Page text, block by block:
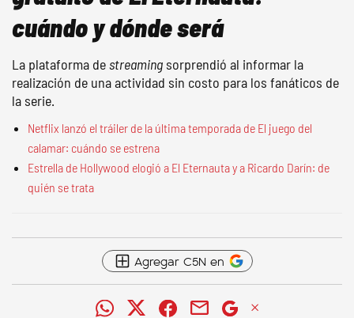
cuándo y dónde será
La plataforma destreaming sorprendió al informar la
realización de una actividad sin costo para los fanáticos de
la serie.
Netflix lanzó el tráiler de la última temporada de El juego del
calamar: cuándo se estrena
Estrella de Hollywood elogió a El Eternauta y a Ricardo Darín: de
quién se trata
Agregar C5N en